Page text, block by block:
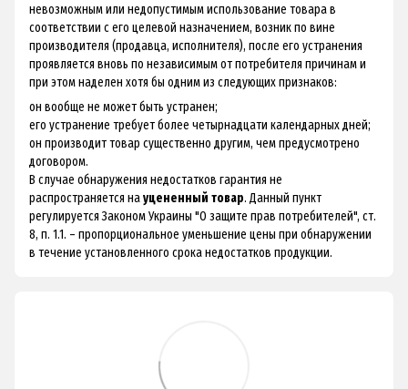
невозможным или недопустимым использование товара в
соответствии с его целевой назначением, возник по вине
производителя (продавца, исполнителя), после его устранения
проявляется вновь по независимым от потребителя причинам и
при этом наделен хотя бы одним из следующих признаков:
он вообще не может быть устранен;
его устранение требует более четырнадцати календарных дней;
он производит товар существенно другим, чем предусмотрено
договором.
В случае обнаружения недостатков гарантия не
распространяется науцененный товар. Данный пункт
регулируется Законом Украины "О защите прав потребителей", ст.
8, п. 1.1. – пропорциональное уменьшение цены при обнаружении
в течение установленного срока недостатков продукции.